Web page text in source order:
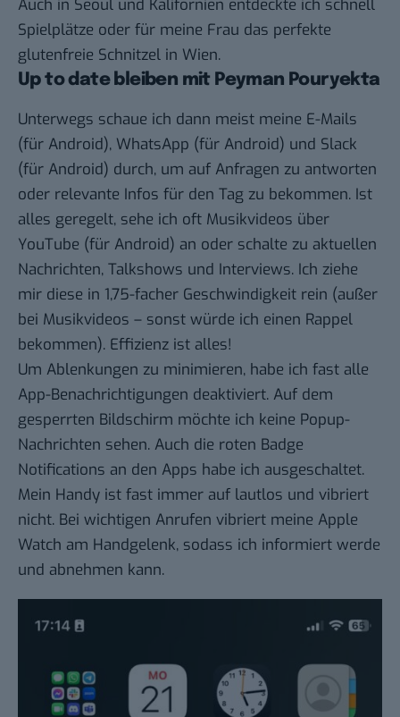
Auch in Seoul und Kalifornien entdeckte ich schnell
Spielplätze oder für meine Frau das perfekte
glutenfreie Schnitzel in Wien.
Up to date bleiben mit Peyman Pouryekta
Unterwegs schaue ich dann meist meine E-Mails
(für Android), WhatsApp (für Android) und Slack
(für Android) durch, um auf Anfragen zu antworten
oder relevante Infos für den Tag zu bekommen. Ist
alles geregelt, sehe ich oft Musikvideos über
YouTube (für Android) an oder schalte zu aktuellen
Nachrichten, Talkshows und Interviews. Ich ziehe
mir diese in 1,75-facher Geschwindigkeit rein (außer
bei Musikvideos – sonst würde ich einen Rappel
bekommen). Effizienz ist alles!
Um Ablenkungen zu minimieren, habe ich fast alle
App-Benachrichtigungen deaktiviert. Auf dem
gesperrten Bildschirm möchte ich keine Popup-
Nachrichten sehen. Auch die roten Badge
Notifications an den Apps habe ich ausgeschaltet.
Mein Handy ist fast immer auf lautlos und vibriert
nicht. Bei wichtigen Anrufen vibriert meine Apple
Watch am Handgelenk, sodass ich informiert werde
und abnehmen kann.